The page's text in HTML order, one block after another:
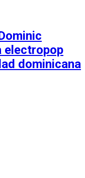
electropop
dominicana